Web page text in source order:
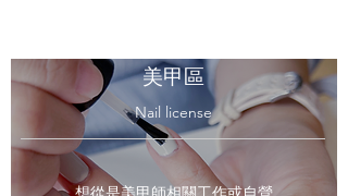
美甲區
Nail license